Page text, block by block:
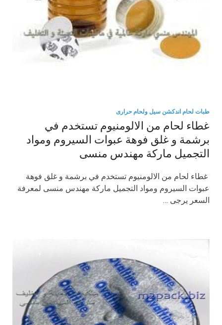
طبات لحام اندكشن سيل ولحام حرارى
غطاء لحام من الالومنيوم تستخدم في
برشمة و غلق فوهة عبوات السيروم ومواد
التجميل ماركة مهندس منسى
غطاء لحام من الالومنيوم تستخدم في برشمة و غلق فوهة
عبوات السيروم ومواد التجميل ماركة مهندس منسى لمعرفة
السعر يرجى …